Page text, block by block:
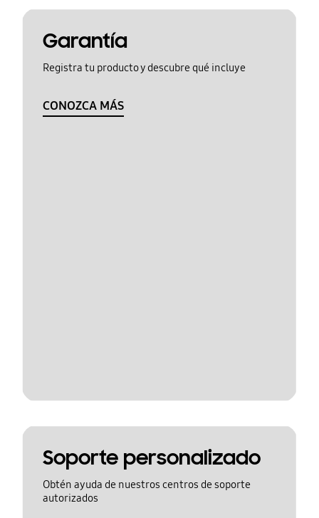
Garantía
Registra tu producto y descubre qué incluye
CONOZCA MÁS
Soporte personalizado
Obtén ayuda de nuestros centros de soporte
autorizados